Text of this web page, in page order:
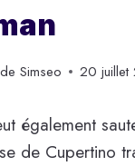
Simseo 20 juillet
également
de Cupertino